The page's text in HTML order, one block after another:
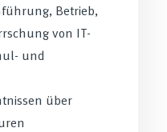
Betrieb,
von IT-
und
über